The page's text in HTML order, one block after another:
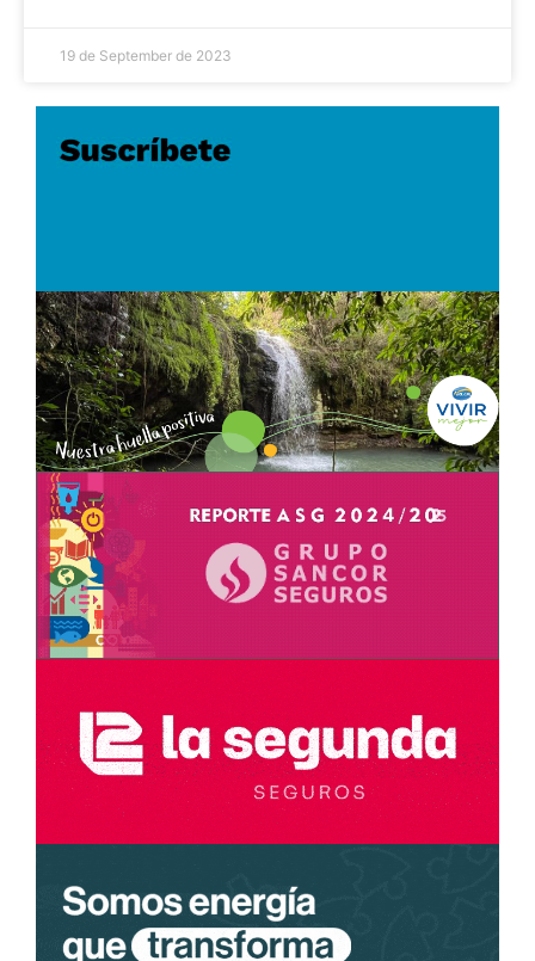
19 de September de 2023